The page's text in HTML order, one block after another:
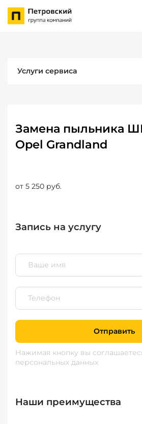
Услуги сервиса
Замена пыльника
Opel Grandland
от 5 250 руб.
Запись на услугу
Отправить
Нажимая кнопку вы
персональных данных
Наши преимущества